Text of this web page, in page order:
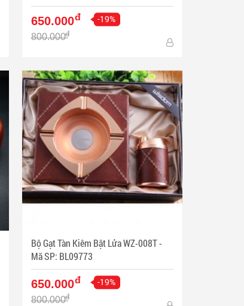
650.000đ -19%
800.000đ
Bộ Gạt Tàn Kiêm Bật Lửa WZ-008T -
Mã SP: BL09773
650.000đ -19%
800.000đ